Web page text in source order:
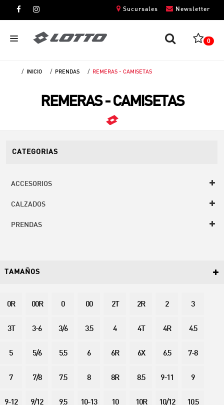
Newsletter
Sucursales
0
INICIO PRENDAS REMERAS - CAMISETAS
REMERAS - CAMISETAS
CATEGORIAS
ACCESORIOS
CALZADOS
PRENDAS
TAMAÑOS
0R 00R 0 00 2T 2R 2 3
3T 3-6 3/6 3.5 4 4T 4R 4.5
5 5/6 5.5 6 6R 6X 6.5 7-8
7 7/8 7.5 8 8R 8.5 9-11 9
9-12 9/12 9.5 10-13 10 10R 10/12 10.5